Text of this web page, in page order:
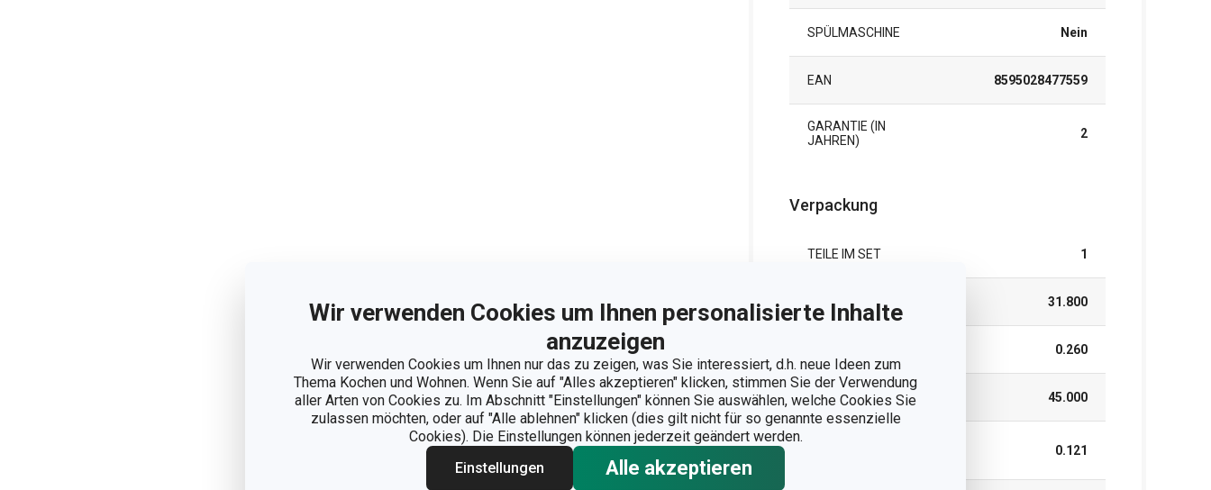
Wir verwenden Cookies um Ihnen personalisierte Inhalte
anzuzeigen
Wir verwenden Cookies um Ihnen nur das zu zeigen, was Sie interessiert, d.h. neue Ideen zum
Thema Kochen und Wohnen. Wenn Sie auf "Alles akzeptieren" klicken, stimmen Sie der Verwendung
aller Arten von Cookies zu. Im Abschnitt "Einstellungen" können Sie auswählen, welche Cookies Sie
zulassen möchten, oder auf "Alle ablehnen" klicken (dies gilt nicht für so genannte essenzielle
Cookies). Die Einstellungen können jederzeit geändert werden.
Einstellungen
Alle akzeptieren
SPÜLMASCHINE Nein
EAN 8595028477559
GARANTIE (IN
JAHREN)
2
Verpackung
TEILE IM SET 1
BREITE (CM) 31.800
0.260
LÄNGE (CM) 45.000
0.121